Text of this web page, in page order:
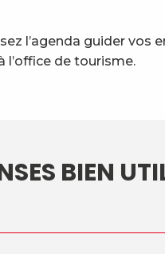
l’agenda guider vos
l’office de tourisme.
BIEN